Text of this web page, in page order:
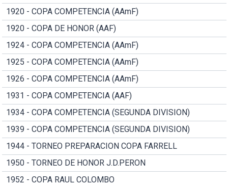
1920 - COPA COMPETENCIA (AAmF)
1920 - COPA DE HONOR (AAF)
1924 - COPA COMPETENCIA (AAmF)
1925 - COPA COMPETENCIA (AAmF)
1926 - COPA COMPETENCIA (AAmF)
1931 - COPA COMPETENCIA (AAF)
1934 - COPA COMPETENCIA (SEGUNDA DIVISION)
1939 - COPA COMPETENCIA (SEGUNDA DIVISION)
1944 - TORNEO PREPARACION COPA FARRELL
1950 - TORNEO DE HONOR J.D.PERON
1952 - COPA RAUL COLOMBO